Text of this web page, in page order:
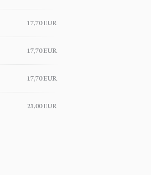
17,70 EUR
17,70 EUR
17,70 EUR
21,00 EUR